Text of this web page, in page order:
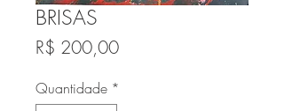
BRISAS
R$ 200,00Preço
Quantidade *